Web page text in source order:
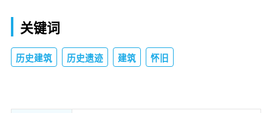
关键词
历史建筑 历史遗迹 建筑 怀旧